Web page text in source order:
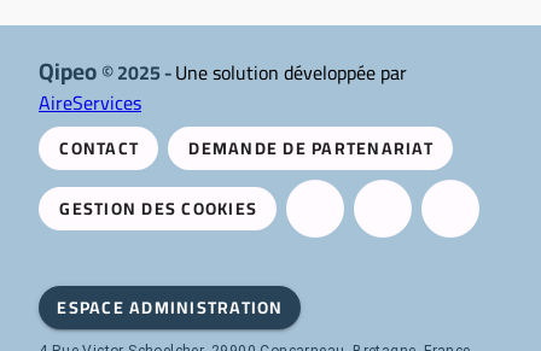
Qipeo© 2025 -Une solution développée par
AireServices
CONTACT
DEMANDE DE PARTENARIAT
GESTION DES COOKIES
ESPACE ADMINISTRATION